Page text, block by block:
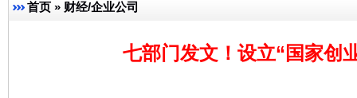
首页 » 财经/企业公司
七部门发文！设立“国家创